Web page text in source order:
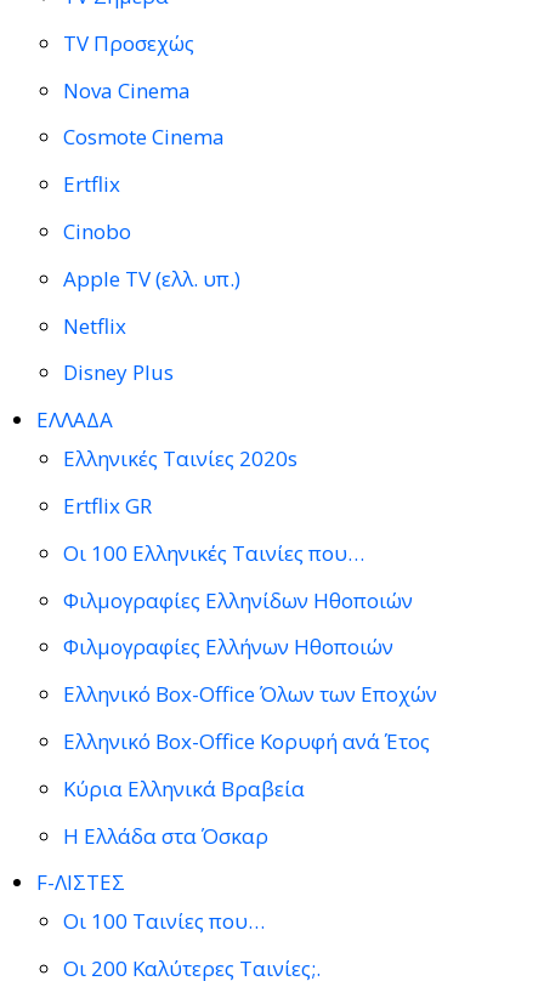
TV Προσεχώς
Nova Cinema
Cosmote Cinema
Ertflix
Cinobo
Apple TV (ελλ. υπ.)
Netflix
Disney Plus
ΕΛΛΑΔΑ
Ελληνικές Ταινίες 2020s
Ertflix GR
Οι 100 Ελληνικές Ταινίες που…
Φιλμογραφίες Ελληνίδων Ηθοποιών
Φιλμογραφίες Ελλήνων Ηθοποιών
Ελληνικό Box-Office Όλων των Εποχών
Ελληνικό Box-Office Κορυφή ανά Έτος
Κύρια Ελληνικά Βραβεία
Η Ελλάδα στα Όσκαρ
F-ΛΙΣΤΕΣ
Οι 100 Ταινίες που…
Οι 200 Καλύτερες Ταινίες;.